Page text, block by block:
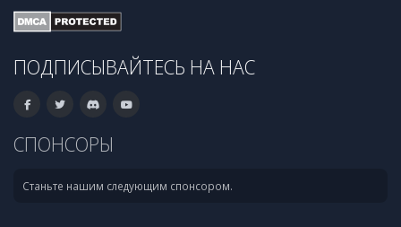
ПОДПИСЫВАЙТЕСЬ НА НАС
СПОНСОРЫ
Станьте нашим следующим спонсором.